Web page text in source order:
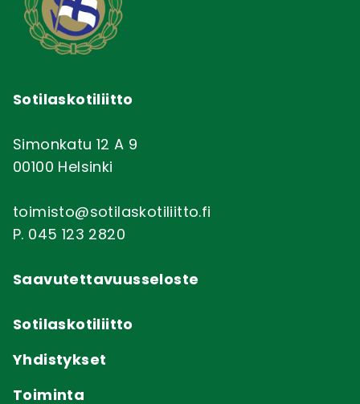
Sotilaskotiliitto
Simonkatu 12 A 9
00100 Helsinki
toimisto@sotilaskotiliitto.fi
P. 045 123 2820
Saavutettavuusseloste
Sotilaskotiliitto
Yhdistykset
Toiminta